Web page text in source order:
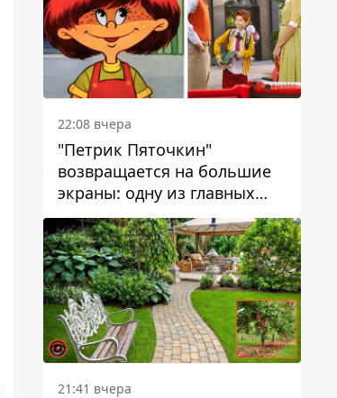
22:08 вчера
"Петрик Пяточкин"
возвращается на большие
экраны: одну из главных
ролей сыграет 9-летний
днепрянин Александр
Войтеховский
21:41 вчера